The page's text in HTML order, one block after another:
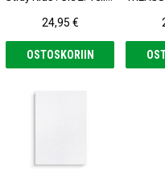
24,95 €
OSTOSKORIIN